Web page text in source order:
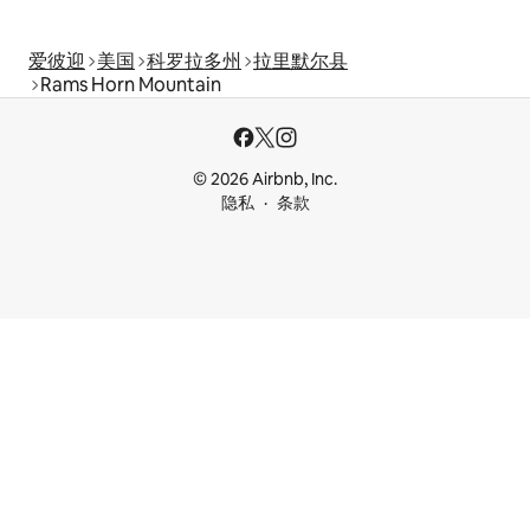
爱彼迎 美国 科罗拉多州
拉里默尔县
Rams Horn Mountain
© 2026 Airbnb, Inc.
隐私
条款